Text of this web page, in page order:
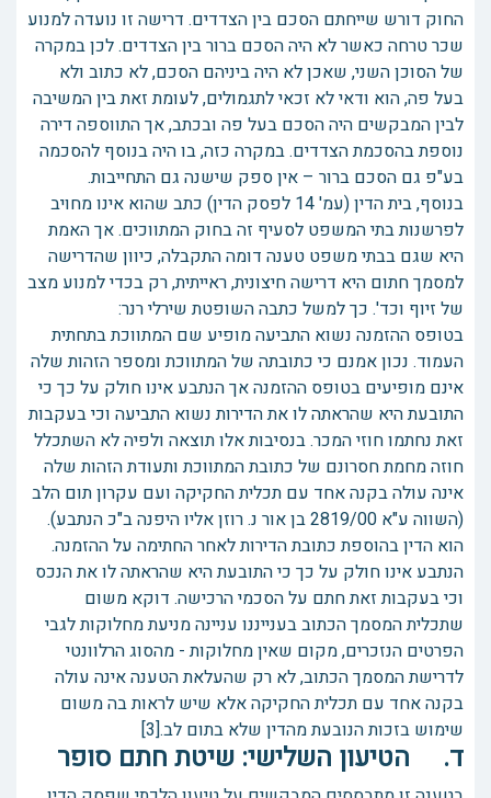
החוק דורש שייחתם הסכם בין הצדדים. דרישה זו נועדה למנוע
שכר טרחה כאשר לא היה הסכם ברור בין הצדדים. לכן במקרה
של הסוכן השני, שאכן לא היה ביניהם הסכם, לא כתוב ולא
בעל פה, הוא ודאי לא זכאי לתגמולים, לעומת זאת בין המשיבה
לבין המבקשים היה הסכם בעל פה ובכתב, אך התווספה דירה
נוספת בהסכמת הצדדים. במקרה כזה, בו היה בנוסף להסכמה
בע"פ גם הסכם ברור – אין ספק שישנה גם התחייבות.
בנוסף, בית הדין (עמ' 14 לפסק הדין) כתב שהוא אינו מחויב
לפרשנות בתי המשפט לסעיף זה בחוק המתווכים. אך האמת
היא שגם בבתי משפט טענה דומה התקבלה, כיוון שהדרישה
למסמך חתום היא דרישה חיצונית, ראייתית, רק בכדי למנוע מצב
של זיוף וכד'. כך למשל כתבה השופטת שירלי רנר:
בטופס ההזמנה נשוא התביעה מופיע שם המתווכת בתחתית
העמוד. נכון אמנם כי כתובתה של המתווכת ומספר הזהות שלה
אינם מופיעים בטופס ההזמנה אך הנתבע אינו חולק על כך כי
התובעת היא שהראתה לו את הדירות נשוא התביעה וכי בעקבות
זאת נחתמו חוזי המכר. בנסיבות אלו תוצאה ולפיה לא השתכלל
חוזה מחמת חסרונם של כתובת המתווכת ותעודת הזהות שלה
אינה עולה בקנה אחד עם תכלית החקיקה ועם עקרון תום הלב
(השווה ע"א 2819/00 בן אור נ. רוזן אליו היפנה ב"כ הנתבע).
הוא הדין בהוספת כתובת הדירות לאחר החתימה על ההזמנה.
הנתבע אינו חולק על כך כי התובעת היא שהראתה לו את הנכס
וכי בעקבות זאת חתם על הסכמי הרכישה. דוקא משום
שתכלית המסמך הכתוב בענייננו עניינה מניעת מחלוקות לגבי
הפרטים הנזכרים, מקום שאין מחלוקות - מהסוג הרלוונטי
לדרישת המסמך הכתוב, לא רק שהעלאת הטענה אינה עולה
בקנה אחד עם תכלית החקיקה אלא שיש לראות בה משום
שימוש בזכות הנובעת מהדין שלא בתום לב.[3]
ד. הטיעון השלישי: שיטת חתם סופר